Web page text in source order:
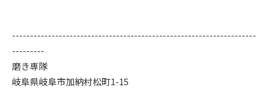
--------------------------------------------------------------------
---------
磨き専隊
岐阜県岐阜市加納村松町1-15